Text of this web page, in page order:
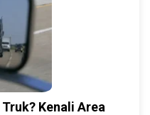
Kenali Area